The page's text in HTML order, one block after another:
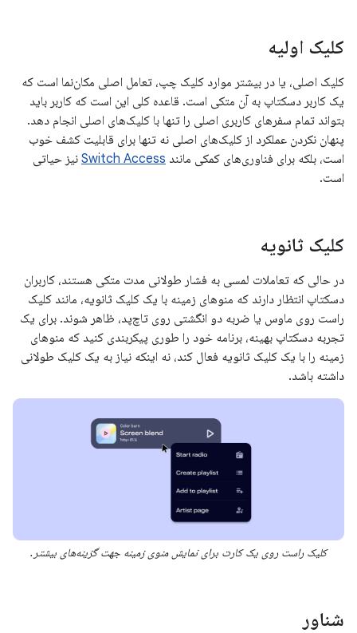
کلیک اولیه
کلیک اصلی، یا در بیشتر موارد کلیک چپ، تعامل اصلی مکان‌نما است که
یک کاربر دسکتاپ به آن متکی است. قاعده کلی این است که کاربر باید
بتواند تمام سفرهای کاربری اصلی را تنها با کلیک‌های اصلی انجام دهد.
پنهان نکردن عملکرد از کلیک‌های اصلی نه تنها برای قابلیت کشف خوب
است، بلکه برای فناوری‌های کمکی مانند Switch Access نیز حیاتی
است.
کلیک ثانویه
در حالی که تعاملات لمسی به فشار طولانی مدت متکی هستند، کاربران
دسکتاپ انتظار دارند که منوهای زمینه با یک کلیک ثانویه، مانند کلیک
راست روی ماوس یا ضربه دو انگشتی روی تاچ‌پد، ظاهر شوند. برای یک
تجربه دسکتاپ بهینه، برنامه خود را طوری پیکربندی کنید که منوهای
زمینه را با یک کلیک ثانویه فعال کند، نه اینکه نیاز به یک کلیک طولانی
داشته باشد.
کلیک راست روی یک کارت برای نمایش منوی زمینه جهت گزینه‌های بیشتر.
شناور